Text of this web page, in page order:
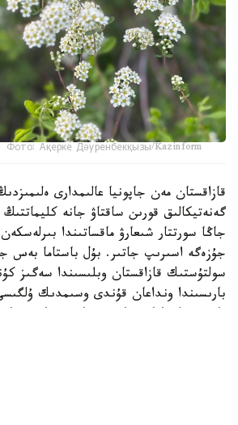
Фото: Ақерке Дәуренбекқызы/Kazinform
قازاقستان مەن جاپونيا عالىمدارى
گەنەتيكالىق قورىن ساقتاۋ جانە
جاڭا سورتتار شىعارۋ ماقساتىندا
جۇزەگە اسىرىپ جاتىر. بۇل باستاما بەس
سولتۇستىك قازاقستان وبلىسىندا سەگىز
بارىسىندا ونداعان قۇندى وسىمدىك